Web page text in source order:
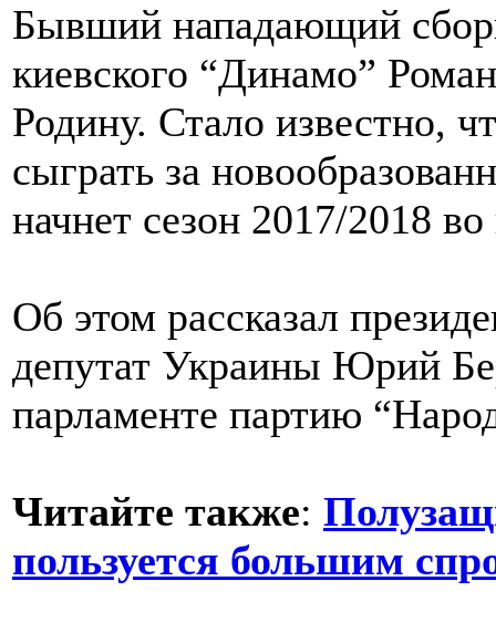
Бывший нападающий
киевского “Динамо”
Родину. Стало известно,
сыграть за
начнет сезон 2017/2018
Об этом рассказал
депутат Украины Юрий
парламенте партию
Читайте также:
пользуется большим